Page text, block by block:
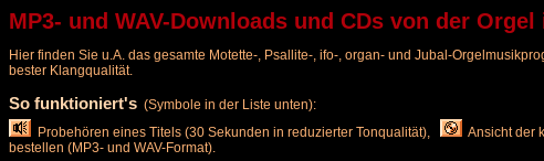
MP3- und WAV-Downloads und CDs von der
Hier finden Sie u.A. das gesamte Motette-, Psallite-, ifo-, organ- und Jubal-
bester Klangqualität.
So funktioniert's (Symbole in der Liste unten):
Probehören eines Titels (30 Sekunden in reduzierter Tonqualität),
Ansicht der
bestellen (MP3- und WAV-Format).